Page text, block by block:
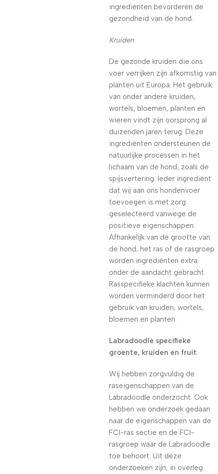
ingrediënten bevorderen de
gezondheid van de hond.
Kruiden
De gezonde kruiden die ons
voer verrijken zijn afkomstig van
planten uit Europa. Het gebruik
van onder andere kruiden,
wortels, bloemen, planten en
wieren vindt zijn oorsprong al
duizenden jaren terug. Deze
ingrediënten ondersteunen de
natuurlijke processen in het
lichaam van de hond, zoals de
spijsvertering. Ieder ingrediënt
dat wij aan ons hondenvoer
toevoegen is met zorg
geselecteerd vanwege de
positieve eigenschappen.
Afhankelijk van de grootte van
de hond, het ras of de rasgroep
worden ingrediënten extra
onder de aandacht gebracht.
Rasspecifieke klachten kunnen
worden verminderd door het
gebruik van kruiden, wortels,
bloemen en planten.
Labradoodle specifieke
groente, kruiden en fruit
Wij hebben zorgvuldig de
raseigenschappen van de
Labradoodle onderzocht. Ook
hebben we onderzoek gedaan
naar de eigenschappen van de
FCI-ras sectie en de FCI-
rasgroep waar de Labradoodle
toe behoort. Uit deze
onderzoeken zijn, in overleg